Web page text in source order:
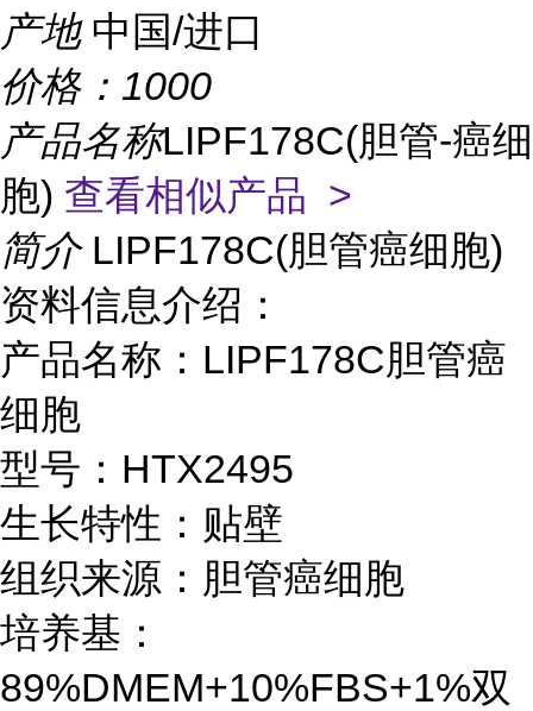
产地 中国/进口
价格： 1000
产品名称LIPF178C(胆管-癌细
胞) 查看相似产品 >
简介 LIPF178C(胆管癌细胞)
资料信息介绍：
产品名称：LIPF178C胆管癌
细胞
型号：HTX2495
生长特性：贴壁
组织来源：胆管癌细胞
培养基：
89%DMEM+10%FBS+1%双